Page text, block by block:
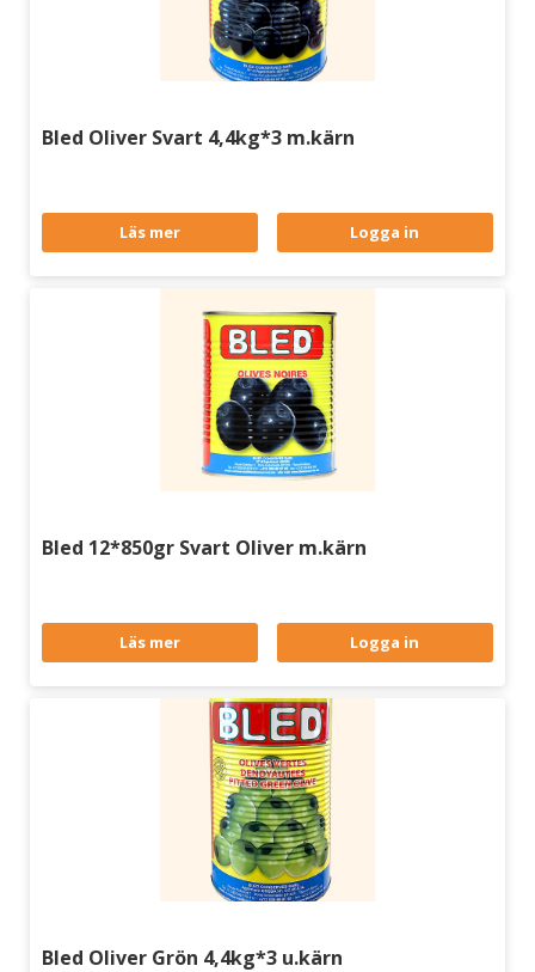
Bled Oliver Svart 4,4kg*3 m.kärn
Läs mer Logga in
Bled 12*850gr Svart Oliver m.kärn
Läs mer Logga in
Bled Oliver Grön 4,4kg*3 u.kärn